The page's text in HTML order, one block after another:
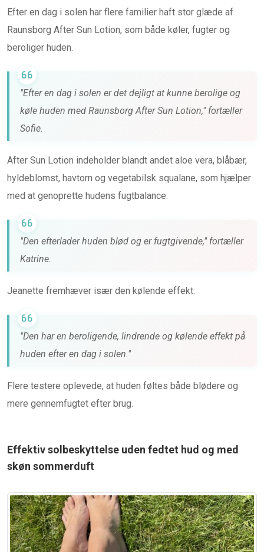
Efter en dag i solen har flere familier haft stor glæde af
Raunsborg After Sun Lotion, som både køler, fugter og
beroliger huden.
"Efter en dag i solen er det dejligt at kunne berolige og
køle huden med Raunsborg After Sun Lotion," fortæller
Sofie.
After Sun Lotion indeholder blandt andet aloe vera, blåbær,
hyldeblomst, havtorn og vegetabilsk squalane, som hjælper
med at genoprette hudens fugtbalance.
"Den efterlader huden blød og er fugtgivende," fortæller
Katrine.
Jeanette fremhæver især den kølende effekt:
"Den har en beroligende, lindrende og kølende effekt på
huden efter en dag i solen."
Flere testere oplevede, at huden føltes både blødere og
mere gennemfugtet efter brug.
Effektiv solbeskyttelse uden fedtet hud og med
skøn sommerduft